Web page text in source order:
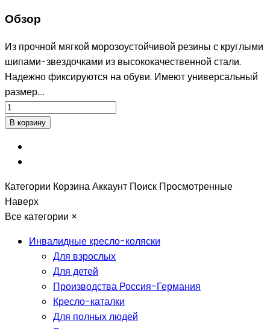
Обзор
Из прочной мягкой морозоустойчивой резины с круглыми
шипами-звездочками из высококачественной стали.
Надежно фиксируются на обуви. Имеют универсальный
размер....
Категории КорзинаАккаунт Поиск Просмотренные
Наверх
Все категории ×
Инвалидные кресло-коляски
Для взрослых
Для детей
Производства Россия-Германия
Кресло-каталки
Для полных людей